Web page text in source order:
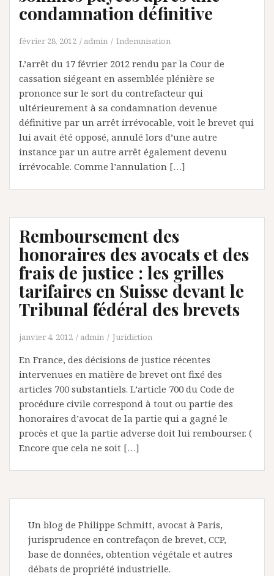
condamnation définitive
février 28, 2012 admin Indemnisation
L’arrêt du 17 février 2012 rendu par la Cour de
cassation siégeant en assemblée plénière se
prononce sur le sort du contrefacteur qui
ultérieurement à sa condamnation devenue
définitive par un arrêt irrévocable, voit le brevet qui
lui avait été opposé, annulé lors d’une autre
instance par un autre arrêt également devenu
irrévocable. Comme l’annulation […]
Remboursement des
honoraires des avocats et des
frais de justice : les grilles
tarifaires en Suisse devant le
Tribunal fédéral des brevets
janvier 4, 2012 admin Juridiction
En France, des décisions de justice récentes
intervenues en matière de brevet ont fixé des
articles 700 substantiels. L’article 700 du Code de
procédure civile correspond à tout ou partie des
honoraires d’avocat de la partie qui a gagné le
procès et que la partie adverse doit lui rembourser. (
Encore que cela ne soit […]
Un blog de Philippe Schmitt, avocat à Paris,
jurisprudence en contrefaçon de brevet, CCP,
base de données, obtention végétale et autres
débats de propriété industrielle.